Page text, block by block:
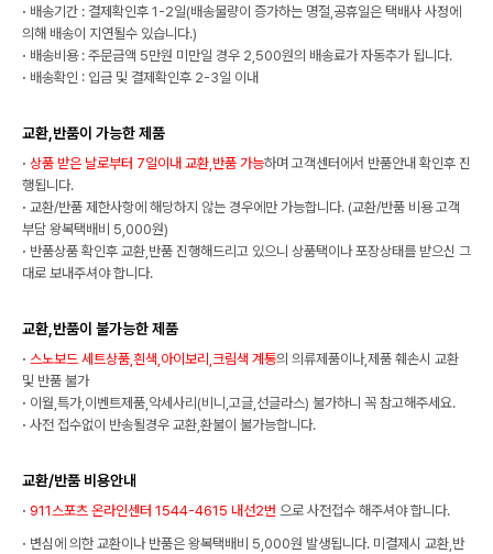
· 배송기간 : 결제확인후 1-2일(배송물량이 증가하는 명절,공휴일은 택배사 사정에
의해 배송이 지연될수 있습니다.)
· 배송비용 : 주문금액 5만원 미만일 경우 2,500원의 배송료가 자동추가 됩니다.
· 배송확인 : 입금 및 결제확인후 2-3일 이내
교환,반품이 가능한 제품
· 상품 받은 날로부터 7일이내 교환,반품 가능하며 고객센터에서 반품안내 확인후 진
행됩니다.
· 교환/반품 제한사항에 해당하지 않는 경우에만 가능합니다. (교환/반품 비용 고객
부담 왕복택배비 5,000원)
· 반품상품 확인후 교환,반품 진행해드리고 있으니 상품택이나 포장상태를 받으신 그
대로 보내주셔야 합니다.
교환,반품이 불가능한 제품
· 스노보드 세트상품,흰색,아이보리,크림색 계통의 의류제품이나,제품 훼손시 교환
및 반품 불가
· 이월,특가,이벤트제품,악세사리(비니,고글,선글라스) 불가하니 꼭 참고해주세요.
· 사전 접수없이 반송될경우 교환,환불이 불가능합니다.
교환/반품 비용안내
· 911스포츠 온라인센터 1544-4615 내선2번 으로 사전접수 해주셔야 합니다.
· 변심에 의한 교환이나 반품은 왕복택배비 5,000원 발생됩니다. 미결제시 교환,반